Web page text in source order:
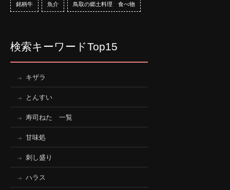
銘柄牛 魚介 鳥取の郷土料理 食べ物
検索キーワードTop15
キザラ
とんすい
寿司ねた 一覧
甘味処
刺し盛り
ハラス